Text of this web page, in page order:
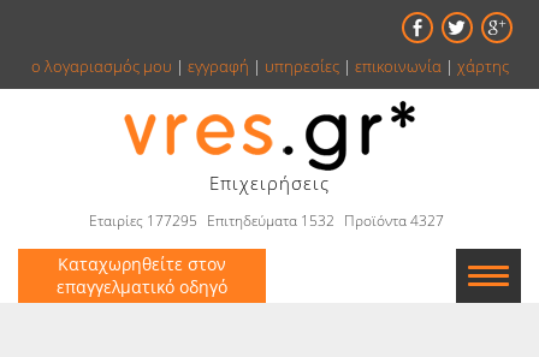
ο λογαριασμός μου | εγγραφή | υπηρεσίες| επικοινωνία| χάρτης
Επιχειρήσεις
Εταιρίες 177295 Επιτηδεύματα 1532 Προϊόντα 4327
Καταχωρηθείτε στον
επαγγελματικό οδηγό